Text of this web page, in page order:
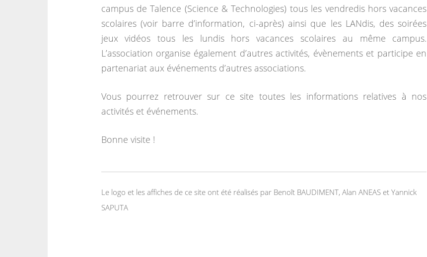
campus de Talence (Science & Technologies) tous les vendredis hors vacances
scolaires (voir barre d’information, ci-après) ainsi que les LANdis, des soirées
jeux vidéos tous les lundis hors vacances scolaires au même campus.
L’association organise également d’autres activités, évènements et participe en
partenariat aux événements d’autres associations.
Vous pourrez retrouver sur ce site toutes les informations relatives à nos
activités et événements.
Bonne visite !
Le logo et les affiches de ce site ont été réalisés par Benoît BAUDIMENT, Alan ANEAS et Yannick
SAPUTA